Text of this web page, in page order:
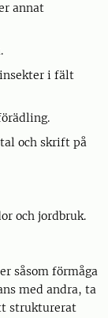
annat
i fält
och skrift på
och jordbruk.
såsom förmåga
med andra, ta
strukturerat